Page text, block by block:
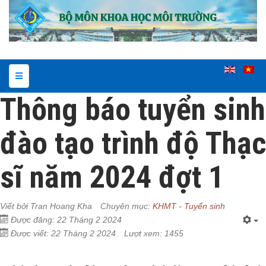
Thông báo tuyển sinh
đào tạo trình độ Thạc
sĩ năm 2024 đợt 1
Viết bởi Tran Hoang Kha Chuyên mục: KHMT - Tuyển sinh
Được đăng: 22 Tháng 2 2024
Được viết: 22 Tháng 2 2024
Lượt xem: 1455